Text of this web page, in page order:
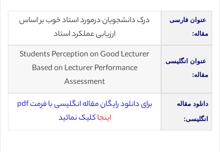
عنوان فارسی
مقاله:
درک دانشجویان درمورد استاد خوب بر اساس
ارزیابی عملکرد استاد
عنوان انگلیسی
مقاله:
Students Perception on Good Lecturer
Based on Lecturer Performance
Assessment
دانلود مقاله
انگلیسی:
برای دانلود رایگان مقاله انگلیسی با فرمت pdf
اینجاکلیک نمائید